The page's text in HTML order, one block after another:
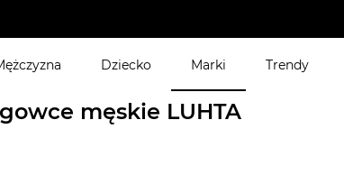
Dziecko Marki Trendy
męskie LUHTA